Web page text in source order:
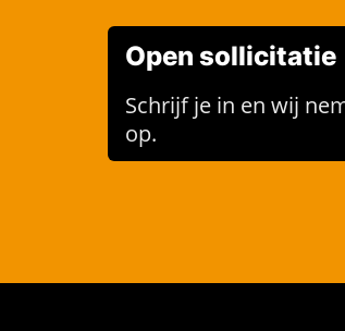
Open sollicitatie
Schrijf je in en wij
op.